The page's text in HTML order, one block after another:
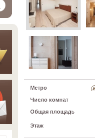
Метро
Число комнат
Общая площадь
Этаж